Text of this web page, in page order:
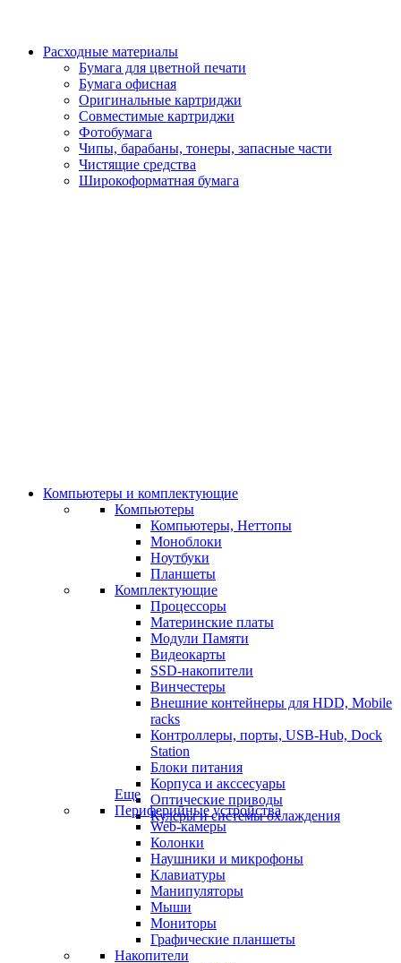
Расходные материалы
Бумага для цветной печати
Бумага офисная
Оригинальные картриджи
Совместимые картриджи
Фотобумага
Чипы, барабаны, тонеры, запасные части
Чистящие средства
Широкоформатная бумага
Компьютеры и комплектующие
Компьютеры
Компьютеры, Неттопы
Моноблоки
Ноутбуки
Планшеты
Комплектующие
Процессоры
Материнские платы
Модули Памяти
Видеокарты
SSD-накопители
Винчестеры
Внешние контейнеры для HDD, Mobile
racks
Контроллеры, порты, USB-Hub, Dock
Station
Блоки питания
Корпуса и акссесуары
Оптические приводы
Кулеры и системы охлаждения
Еще
Периферийные устройства
Web-камеры
Колонки
Наушники и микрофоны
Клавиатуры
Манипуляторы
Мыши
Мониторы
Графические планшеты
Накопители